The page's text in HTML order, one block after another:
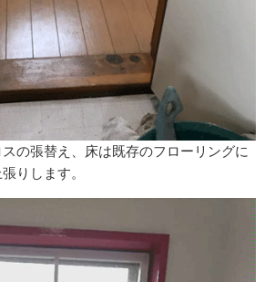
の張替え、床は既存のフローリングに
りします。